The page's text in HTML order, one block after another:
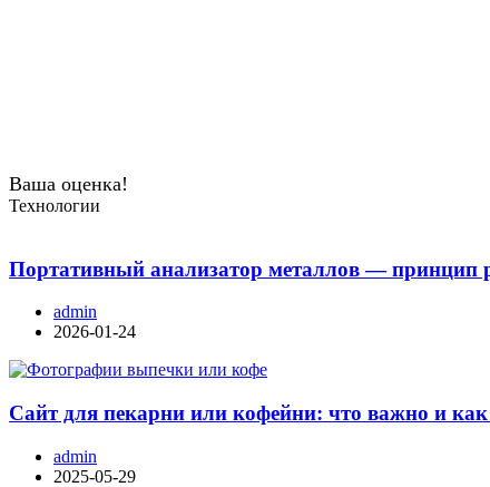
Ваша оценка!
Технологии
Портативный анализатор металлов — принцип
admin
2026-01-24
Сайт для пекарни или кофейни: что важно и как
admin
2025-05-29